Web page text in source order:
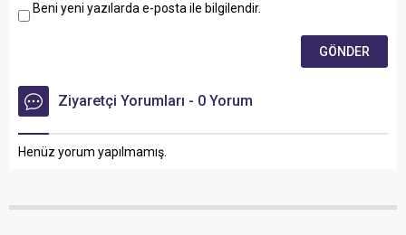
Beni yeni yazılarda e-posta ile bilgilendir.
Ziyaretçi Yorumları - 0 Yorum
Henüz yorum yapılmamış.